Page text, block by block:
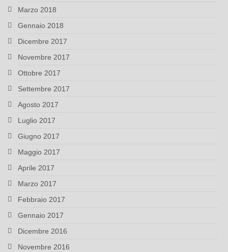
Marzo 2018
Gennaio 2018
Dicembre 2017
Novembre 2017
Ottobre 2017
Settembre 2017
Agosto 2017
Luglio 2017
Giugno 2017
Maggio 2017
Aprile 2017
Marzo 2017
Febbraio 2017
Gennaio 2017
Dicembre 2016
Novembre 2016